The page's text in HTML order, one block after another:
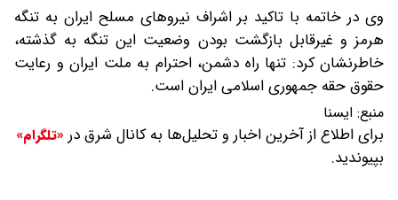
وی در خاتمه با تاکید بر اشراف نیروهای مسلح ایران به تنگه
هرمز و غیرقابل بازگشت بودن وضعیت این تنگه به گذشته،
خاطرنشان کرد: تنها راه دشمن، احترام به ملت ایران و رعایت
حقوق حقه جمهوری اسلامی ایران است.
منبع: ایسنا
برای اطلاع از آخرین اخبار و تحلیل‌ها به کانال شرق در «تلگرام»
بپیوندید.